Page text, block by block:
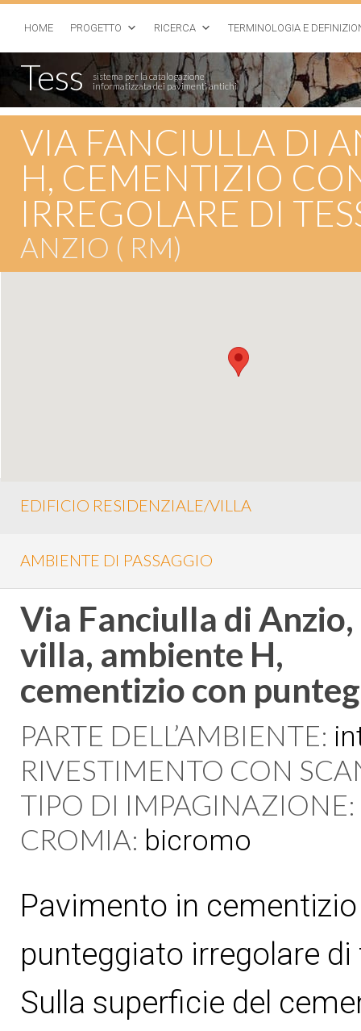
HOME PROGETTO RICERCA TERMINOLOGIA E
Tess
sistema per la catalogazione
informatizzata dei pavimenti antichi
VIA FANCIULLA DI
H, CEMENTIZIO
IRREGOLARE DI
ANZIO ( RM)
EDIFICIO RESIDENZIALE/VILLA
AMBIENTE DI PASSAGGIO
Via Fanciulla di Anzio,
villa, ambiente H,
cementizio con
PARTE DELL’AMBIENTE:
RIVESTIMENTO CON
TIPO DI IMPAGINAZIONE:
CROMIA: bicromo
Pavimento in
punteggiato irregolare
Sulla superficie del